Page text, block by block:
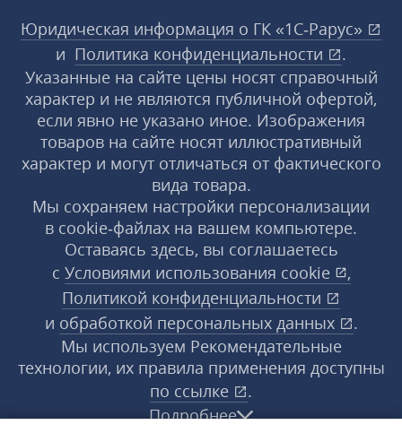
Юридическая информация о ГК «1С‑Рарус»
и Политика конфиденциальности
.
Указанные на сайте цены носят справочный
характер и не являются публичной офертой,
если явно не указано иное. Изображения
товаров на сайте носят иллюстративный
характер и могут отличаться от фактического
вида товара.
Мы сохраняем настройки персонализации
в cookie‑файлах на вашем компьютере.
Оставаясь здесь, вы соглашаетесь
с Условиями использования cookie
,
Политикой конфиденциальности
и обработкой персональных данных
.
Мы используем Рекомендательные
технологии, их правила применения доступны
по ссылке
.
Подробнее